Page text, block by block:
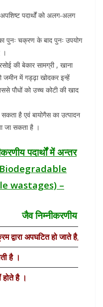
पदार्थों को अलग-अलग
पुनः चक्रण के बाद पुनः उपयोग
।
की बेकार सामग्री , खाना
जमीन में गड्ढ़ा खोदकर इन्हें
पौधों को उच्च कोटी की खाद
है एवं बायोगैस का उत्पादन
जा सकता है ।
पदार्थों में अन्तर
wastages) –
जैव निम्नीकरणीय पदार्थ
द्वारा अपघटित हो जाते है, जैव
है ।
है ।